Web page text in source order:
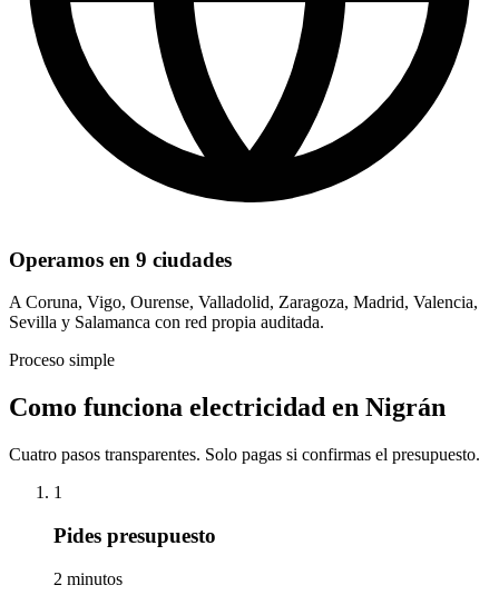
Operamos en 9 ciudades
A Coruna, Vigo, Ourense, Valladolid, Zaragoza, Madrid, Valencia,
Sevilla y Salamanca con red propia auditada.
Proceso simple
Como funciona electricidad en Nigrán
Cuatro pasos transparentes. Solo pagas si confirmas el presupuesto.
1
Pides presupuesto
2 minutos